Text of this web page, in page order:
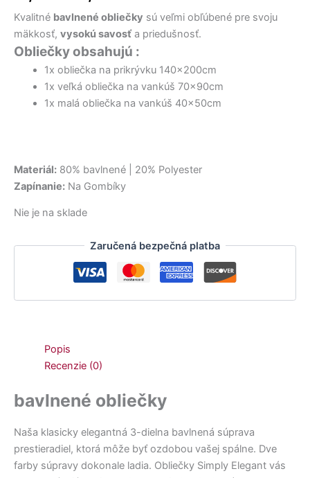
bola:
17,50 €.12,90 €.
Kvalitné bavlnené obliečky sú veľmi obľúbené pre svoju
mäkkosť, vysokú savosť a priedušnosť.
Obliečky obsahujú :
1x obliečka na prikrývku 140x200cm
1x veľká obliečka na vankúš 70x90cm
1x malá obliečka na vankúš 40x50cm
Materiál: 80% bavlnené | 20% Polyester
Zapínanie: Na Gombíky
Nie je na sklade
Zaručená bezpečná platba
Popis
Recenzie (0)
bavlnené obliečky
Naša klasicky elegantná 3-dielna bavlnená súprava
prestieradiel, ktorá môže byť ozdobou vašej spálne. Dve
farby súpravy dokonale ladia. Obliečky Simply Elegant vás